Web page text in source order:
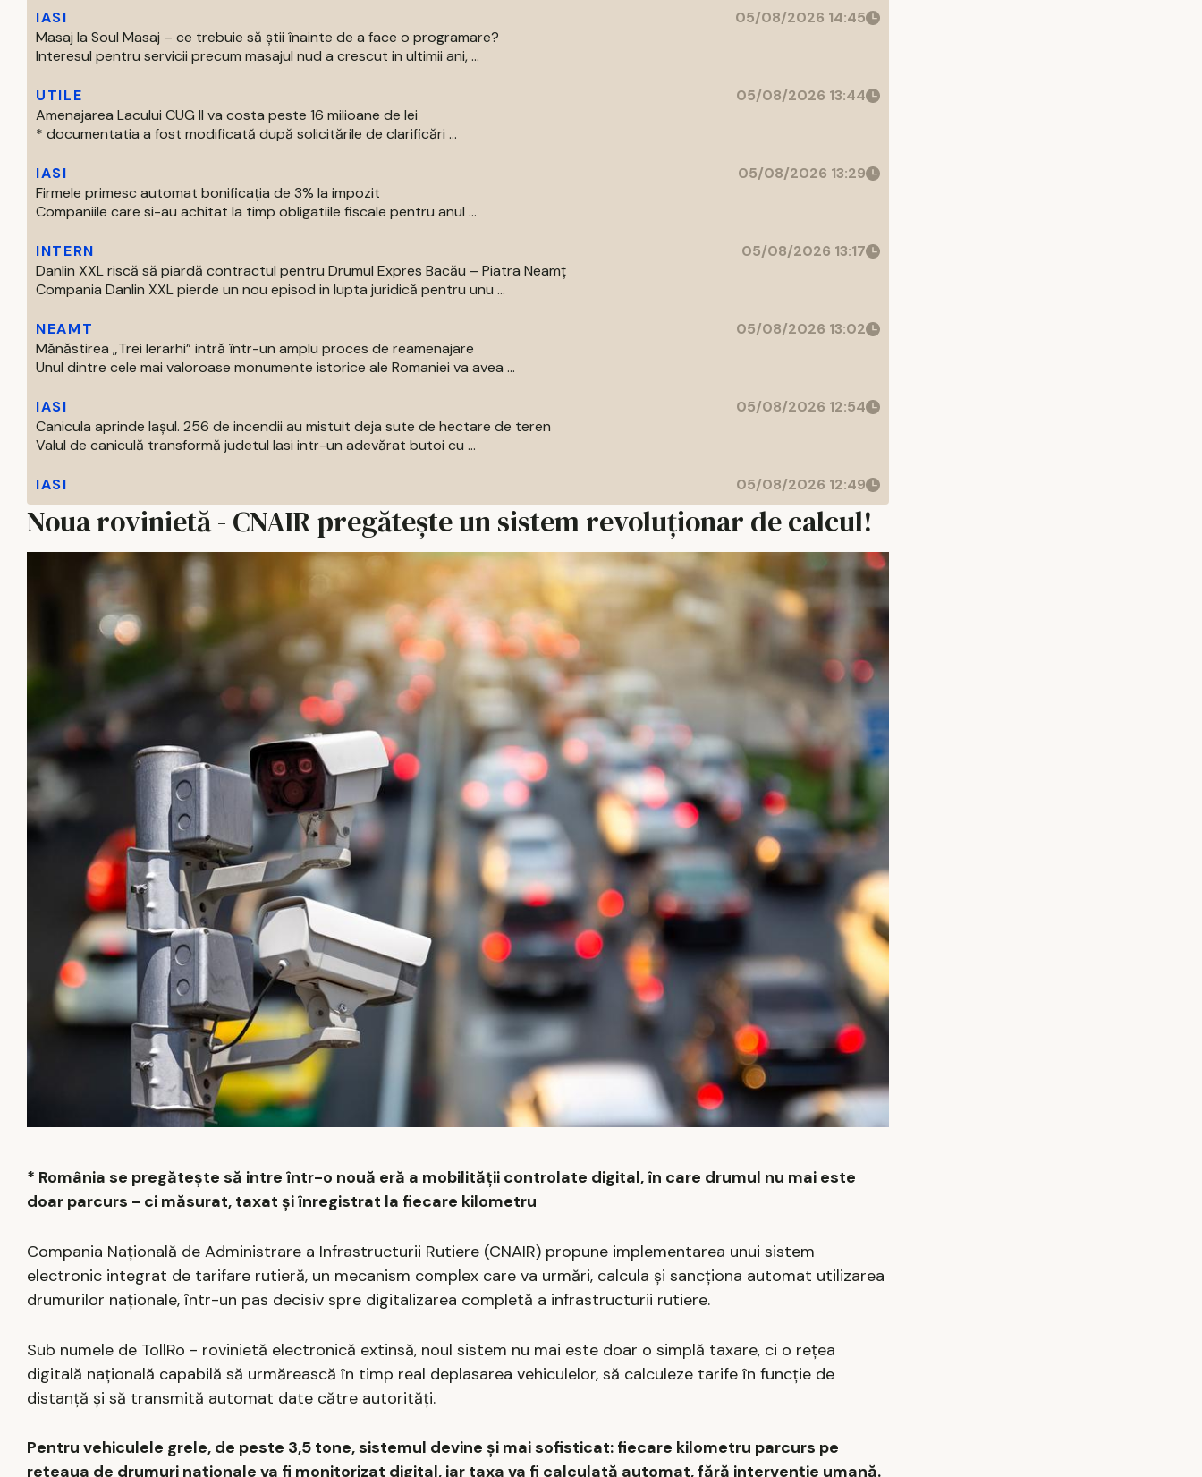
IASI
05/08/2026 14:45
Masaj la Soul Masaj – ce trebuie să știi înainte de a face o programare?
Interesul pentru servicii precum masajul nud a crescut in ultimii ani, ...
UTILE
05/08/2026 13:44
Amenajarea Lacului CUG II va costa peste 16 milioane de lei
* documentatia a fost modificată după solicitările de clarificări ...
IASI
05/08/2026 13:29
Firmele primesc automat bonificația de 3% la impozit
Companiile care si-au achitat la timp obligatiile fiscale pentru anul ...
INTERN
05/08/2026 13:17
Danlin XXL riscă să piardă contractul pentru Drumul Expres Bacău – Piatra Neamț
Compania Danlin XXL pierde un nou episod in lupta juridică pentru unu ...
NEAMT
05/08/2026 13:02
Mănăstirea „Trei Ierarhi” intră într-un amplu proces de reamenajare
Unul dintre cele mai valoroase monumente istorice ale Romaniei va avea ...
IASI
05/08/2026 12:54
Canicula aprinde Iașul. 256 de incendii au mistuit deja sute de hectare de teren
Valul de caniculă transformă judetul Iasi intr-un adevărat butoi cu ...
IASI 05/08/2026 12:49
Noua rovinietă - CNAIR pregătește un sistem revoluționar de calcul!
* România se pregătește să intre într-o nouă eră a mobilității controlate digital, în care drumul nu mai este
doar parcurs - ci măsurat, taxat și înregistrat la fiecare kilometru
Compania Națională de Administrare a Infrastructurii Rutiere (CNAIR) propune implementarea unui sistem
electronic integrat de tarifare rutieră, un mecanism complex care va urmări, calcula și sancționa automat utilizarea
drumurilor naționale, într-un pas decisiv spre digitalizarea completă a infrastructurii rutiere.
Sub numele de TollRo - rovinietă electronică extinsă, noul sistem nu mai este doar o simplă taxare, ci o rețea
digitală națională capabilă să urmărească în timp real deplasarea vehiculelor, să calculeze tarife în funcție de
distanță și să transmită automat date către autorități.
Pentru vehiculele grele, de peste 3,5 tone, sistemul devine și mai sofisticat: fiecare kilometru parcurs pe
rețeaua de drumuri naționale va fi monitorizat digital, iar taxa va fi calculată automat, fără intervenție umană.